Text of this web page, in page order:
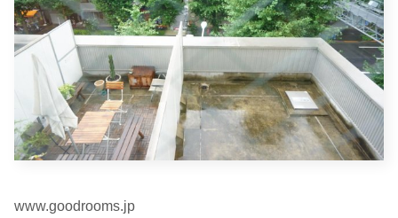
www.goodrooms.jp